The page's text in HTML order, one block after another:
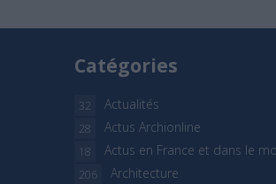
Catégories
Actualités
32
Actus Archionline
28
Actus en France et dans le
18
Architecture
206